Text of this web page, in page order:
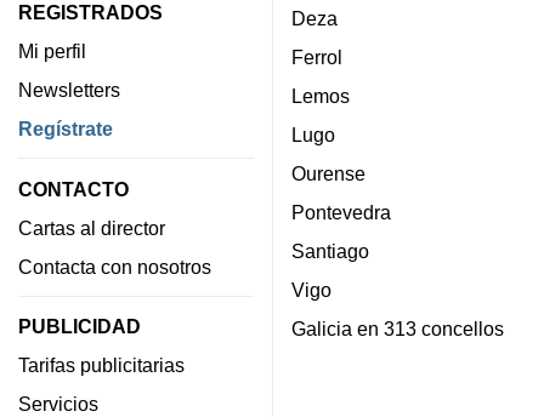
REGISTRADOS
Mi perfil
Newsletters
Regístrate
CONTACTO
Cartas al director
Contacta con nosotros
PUBLICIDAD
Tarifas publicitarias
Servicios
Deza
Ferrol
Lemos
Lugo
Ourense
Pontevedra
Santiago
Vigo
Galicia en 313 concellos